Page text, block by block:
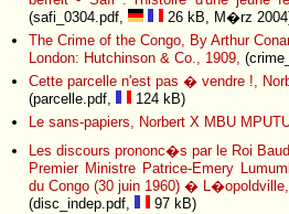
(safi_0304.pdf,
26 kB, M�rz
The Crime of the Congo, By Arthur
London: Hutchinson & Co., 1909,
Cette parcelle n'est pas � vendre !,
(parcelle.pdf,
124 kB)
Le sans-papiers, Norbert X MBU
Les discours prononc�s par le Roi
Premier Ministre Patrice-Emery
du Congo (30 juin 1960) � L�opoldville,
(disc_indep.pdf,
97 kB)